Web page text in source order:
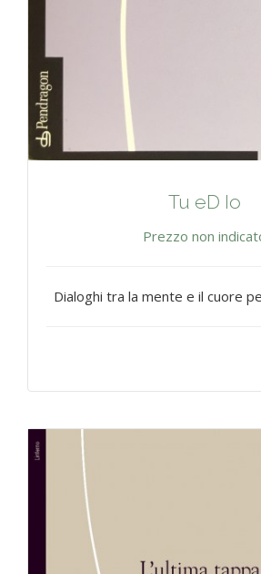
Tu eD Io
Prezzo non
Dialoghi tra la mente e il cuore